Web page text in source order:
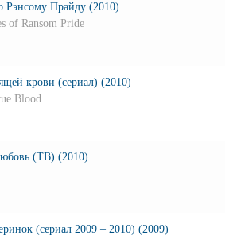
Рэнсому Прайду (2010)
of Ransom Pride
крови (сериал) (2010)
Blood
(ТВ) (2010)
(сериал 2009 – 2010) (2009)